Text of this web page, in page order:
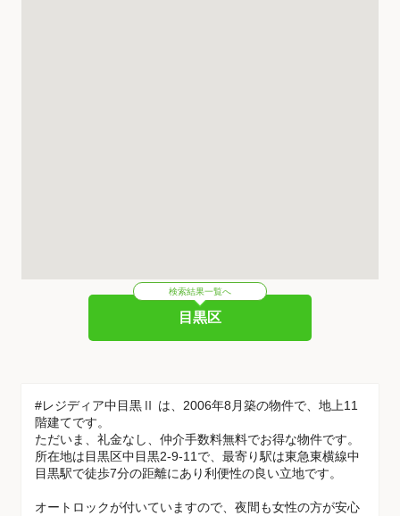
検索結果一覧へ
目黒区
#レジディア中目黒Ⅱ は、2006年8月築の物件で、地上11
階建てです。
ただいま、礼金なし、仲介手数料無料でお得な物件です。
所在地は目黒区中目黒2-9-11で、最寄り駅は東急東横線中
目黒駅で徒歩7分の距離にあり利便性の良い立地です。
オートロックが付いていますので、夜間も女性の方が安心